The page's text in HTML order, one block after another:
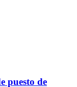
puesto de